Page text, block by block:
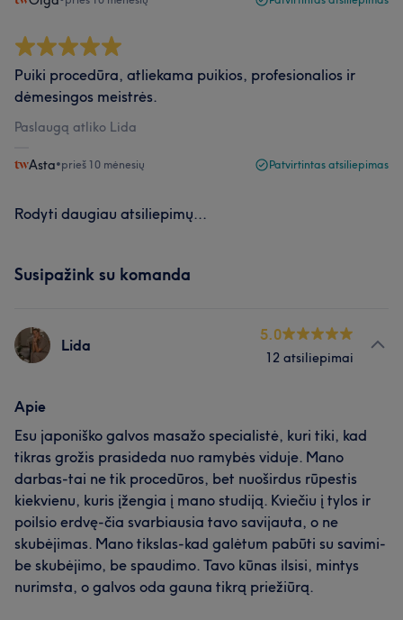
Puiki procedūra, atliekama puikios, profesionalios ir
dėmesingos meistrės.
Paslaugą atliko Lida
Asta•prieš 10 mėnesių Patvirtintas atsiliepimas
Rodyti daugiau atsiliepimų...
Susipažink su komanda
Lida
5.0
12 atsiliepimai
Apie
Esu japoniško galvos masažo specialistė, kuri tiki, kad
tikras grožis prasideda nuo ramybės viduje. Mano
darbas-tai ne tik procedūros, bet nuoširdus rūpestis
kiekvienu, kuris įžengia į mano studiją. Kviečiu į tylos ir
poilsio erdvę-čia svarbiausia tavo savijauta, o ne
skubėjimas. Mano tikslas-kad galėtum pabūti su savimi-
be skubėjimo, be spaudimo. Tavo kūnas ilsisi, mintys
nurimsta, o galvos oda gauna tikrą priežiūrą.